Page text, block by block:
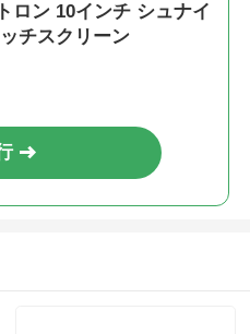
ロン 10インチ シュナイ
チスクリーン